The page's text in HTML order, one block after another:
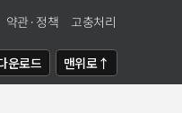
약관·정책 고충처리
운로드 맨위로↑